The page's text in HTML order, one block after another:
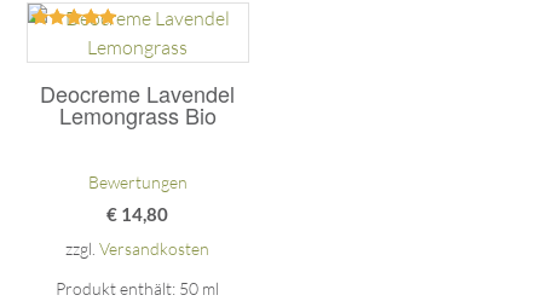
Deocreme Lavendel
Lemongrass Bio
Bewertet
von 5
Bewertungen
€ 14,80
zzgl.Versandkosten
Produkt enthält: 50 ml